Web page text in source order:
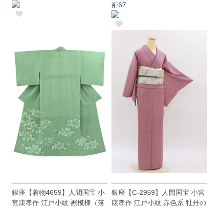
裄67
銀座【着物4659】人間国宝 小
宮康孝作 江戸小紋 裾模様（落
銀座【C-2959】人間国宝 小宮
康孝作 江戸小紋 赤色系 牡丹の